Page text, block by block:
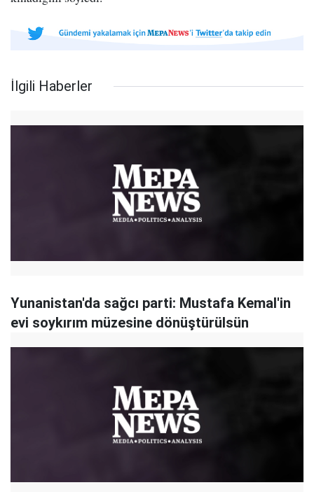
İlgili Haberler
Yunanistan'da sağcı parti: Mustafa Kemal'in
evi soykırım müzesine dönüştürülsün